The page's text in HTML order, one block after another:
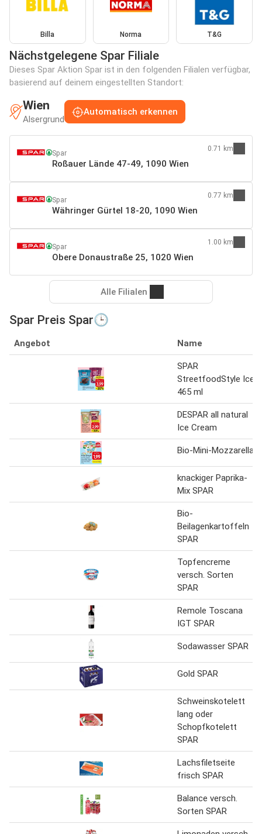
Billa Norma T&G
Nächstgelegene Spar Filiale
Dieses Spar Aktion Spar ist in den folgenden Filialen verfügbar,
basierend auf deinem eingestellten Standort:
Wien
Alsergrund
Automatisch erkennen
Spar
Roßauer Lände 47-49, 1090 Wien
0.71 km
Spar
Währinger Gürtel 18-20, 1090 Wien
0.77 km
Spar
Obere Donaustraße 25, 1020 Wien
1.00 km
Alle Filialen
Spar Preis Spar🕒
Angebot Name
SPAR
StreetfoodStyle Ice
465 ml
DESPAR all natural
Ice Cream
Bio-Mini-Mozzarella
knackiger Paprika-
Mix SPAR
Bio-
Beilagenkartoffeln
SPAR
Topfencreme
versch. Sorten
SPAR
Remole Toscana
IGT SPAR
Sodawasser SPAR
Gold SPAR
Schweinskotelett
lang oder
Schopfkotelett
SPAR
Lachsfiletseite
frisch SPAR
Balance versch.
Sorten SPAR